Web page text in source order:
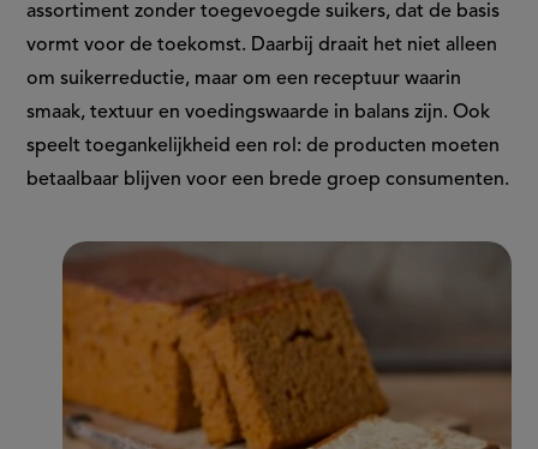
assortiment zonder toegevoegde suikers, dat de basis
vormt voor de toekomst. Daarbij draait het niet alleen
om suikerreductie, maar om een receptuur waarin
smaak, textuur en voedingswaarde in balans zijn. Ook
speelt toegankelijkheid een rol: de producten moeten
betaalbaar blijven voor een brede groep consumenten.